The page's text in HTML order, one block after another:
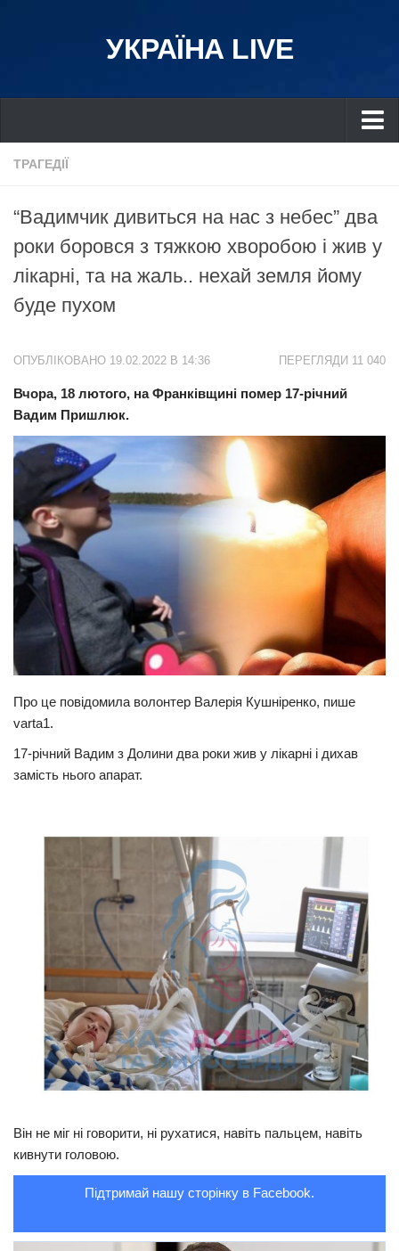
УКРАЇНА LIVE
Україна
Дніпро
Львів
Івано-Франківськ
Харків
Одеса
Схід
Прикарпаття
Економіка
Політика
Світ
Цікаво
Наука
Технології
Історії
Рецепти
Привітання
Події
#Війна
ТРАГЕДІЇ
“Вадимчик дивиться на нас з небес” два
роки боровся з тяжкою хворобою і жив у
лікарні, та на жаль.. нехай земля йому
буде пухом
ПЕРЕГЛЯДИ 11 040
ОПУБЛІКОВАНО 19.02.2022 В 14:36
Вчора, 18 лютого, на Франківщині помер 17-річний
Вадим Пришлюк.
Про це повідомила волонтер Валерія Кушніренко, пише
varta1.
17-річний Вадим з Долини два роки жив у лікарні і дихав
замість нього апарат.
Він не міг ні говорити, ні рухатися, навіть пальцем, навіть
кивнути головою.
Підтримай нашу сторінку в Facebook.